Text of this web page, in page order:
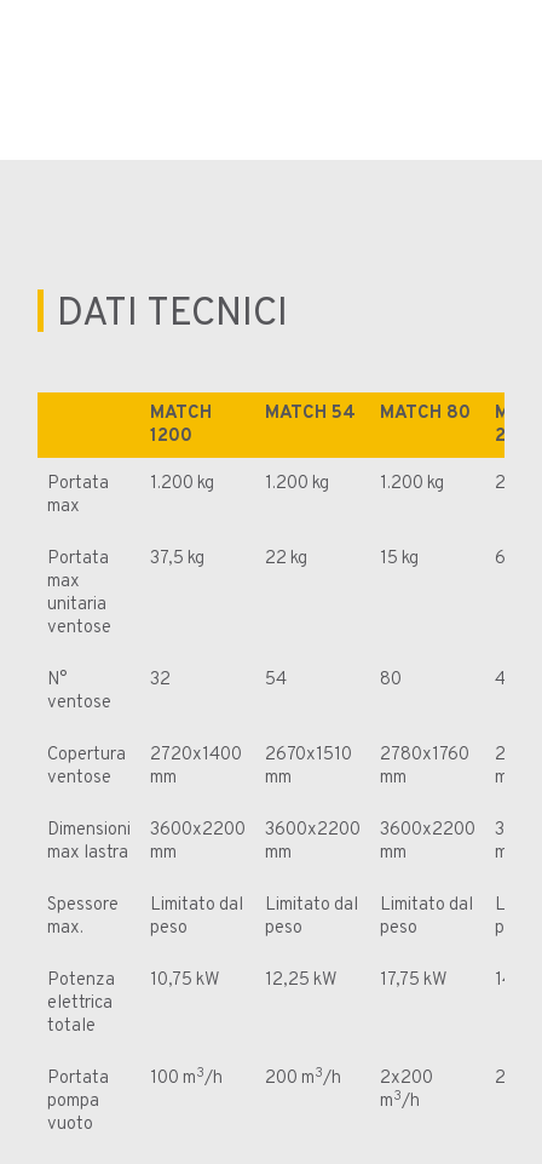
DATI TECNICI
MATCH
1200
MATCH 54 MATCH 80
2500
Portata
max
1.200 kg 1.200 kg 1.200 kg
Portata
max
unitaria
ventose
37,5 kg 22 kg 15 kg 62,5
N°
ventose
32 54 80 40
Copertura
ventose
2720x1400
mm
2670x1510
mm
2780x1760
mm
mm
Dimensioni
max lastra
3600x2200
mm
3600x2200
mm
3600x2200
mm
mm
Spessore
max.
Limitato dal
peso
Limitato dal
peso
Limitato dal
peso
peso
Potenza
elettrica
totale
10,75 kW 12,25 kW 17,75 kW 14,75
Portata
pompa
vuoto
100 m3/h 200 m3/h
2x200
m3/h
200